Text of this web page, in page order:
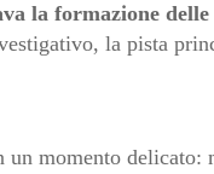
la formazione
la pista
un momento